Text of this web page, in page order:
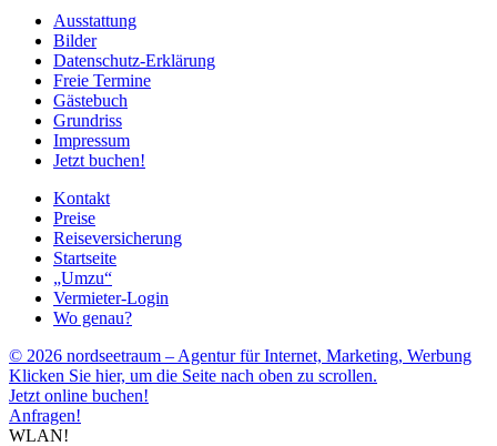
Ausstattung
Bilder
Datenschutz-Erklärung
Freie Termine
Gästebuch
Grundriss
Impressum
Jetzt buchen!
Kontakt
Preise
Reiseversicherung
Startseite
„Umzu“
Vermieter-Login
Wo genau?
© 2026 nordseetraum – Agentur für Internet, Marketing, Werbung
Klicken Sie hier, um die Seite nach oben zu scrollen.
Jetzt online buchen!
Anfragen!
WLAN!